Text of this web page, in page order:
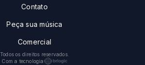
Contato
Peça sua música
Comercial
Todos os direitos reservados.
Com a tecnologia